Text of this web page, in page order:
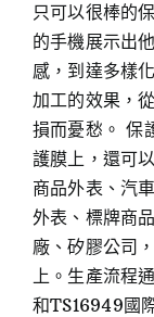
只可以很棒的
的手機展示出
感，到達多樣
加工的效果，
損而憂愁。 保
護膜上，還可
商品外表、汽
外表、標牌商
廠、矽膠公司
上。生產流程
和TS16949國